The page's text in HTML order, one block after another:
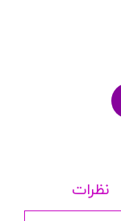
نظرات